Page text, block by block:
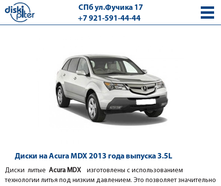
СПб ул.Фучика 17
+7 921-591-44-44
Диски на Acura MDX 2013 года выпуска 3.5L
Диски литые Acura MDX изготовлены с использованием
технологии литья под низким давлением. Это позволяет значительно